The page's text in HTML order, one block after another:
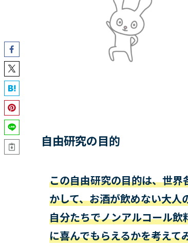
自由研究の目的
この自由研究の目的は、世
かして、お酒が飲めない大人
自分たちでノンアルコール
に喜んでもらえるかを考えて